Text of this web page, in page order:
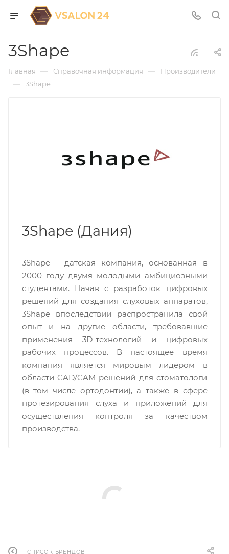
3Shape
Главная — Справочная информация — Производители
— 3Shape
3Shape (Дания)
3Shape - датская компания, основанная в
2000 году двумя молодыми амбициозными
студентами. Начав с разработок цифровых
решений для создания слуховых аппаратов,
3Shape впоследствии распространила свой
опыт и на другие области, требовавшие
применения 3D-технологий и цифровых
рабочих процессов. В настоящее время
компания является мировым лидером в
области CAD/CAM-решений для стоматологи
(в том числе ортодонтии), а также в сфере
протезирования слуха и приложений для
осуществления контроля за качеством
производства.
СПИСОК БРЕНДОВ